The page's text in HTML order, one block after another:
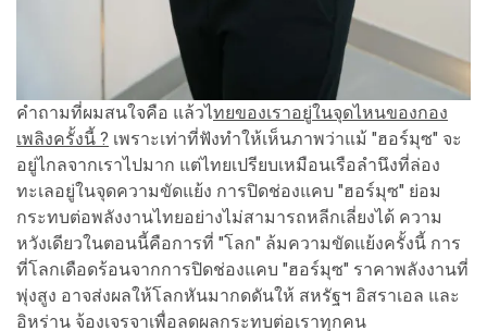
คำถามที่ผมสนใจคือ แล้วไทยของเราอยู่ในจุดไหนของกอง
เพลิงครั้งนี้ ? เพราะเท่าที่ฟังทำให้เห็นภาพว่าแม้ "ฮอร์มุซ" จะ
อยู่ไกลจากเราไปมาก แต่ไทยเปรียบเหมือนเรือลำนึงที่ล่อง
ทะเลอยู่ในจุดความขัดแย้ง การปิดช่องแคบ "ฮอร์มุซ" ย่อม
กระทบต่อพลังงานไทยอย่างไม่สามารถหลีกเลี่ยงได้ ความ
หวังเดียวในตอนนี้คือการที่ "โลก" ล้มความขัดแย้งครั้งนี้ การ
ที่โลกเดือดร้อนจากการปิดช่องแคบ "ฮอร์มุซ" ราคาพลังงานที่
พุ่งสูง อาจส่งผลให้โลกหันมากดดันให้ สหรัฐฯ อิสราเอล และ
อิหร่าน จ้องเจรจาเพื่อลดผลกระทบต่อเราทุกคน